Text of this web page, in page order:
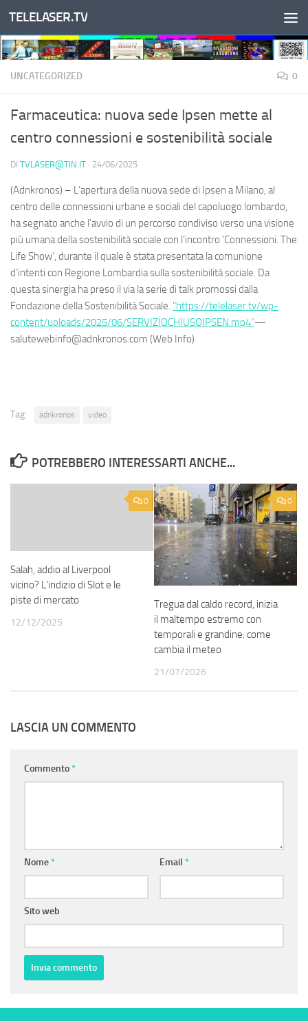
Salta al contenuto
TELELASER.TV
UNCATEGORIZED 0
Farmaceutica: nuova sede Ipsen mette al
centro connessioni e sostenibilità sociale
DI TVLASER@TIN.IT · 24/06/2025
(Adnkronos) – L’apertura della nuova sede di Ipsen a Milano, al
centro delle connessioni urbane e sociali del capoluogo lombardo,
ha segnato anche l’avvio di un percorso condiviso verso una visione
più umana della sostenibilità sociale con l’incontro ‘Connessioni. The
Life Show’, durante il quale è stata presentata la comunione
d’intenti con Regione Lombardia sulla sostenibilità sociale. Da
questa sinergia ha preso il via la serie di talk promossi dalla
Fondazione della Sostenibilità Sociale. "https://telelaser.tv/wp-
content/uploads/2025/06/SERVIZIOCHIUSOIPSEN.mp4"—
salutewebinfo@adnkronos.com (Web Info)
Tag: adnkronos video
POTREBBERO INTERESSARTI ANCHE...
0
Salah, addio al Liverpool
vicino? L’indizio di Slot e le
piste di mercato
12/12/2025
0
Tregua dal caldo record, inizia
il maltempo estremo con
temporali e grandine: come
cambia il meteo
21/07/2026
LASCIA UN COMMENTO
Commento*
Nome* Email *
Sito web